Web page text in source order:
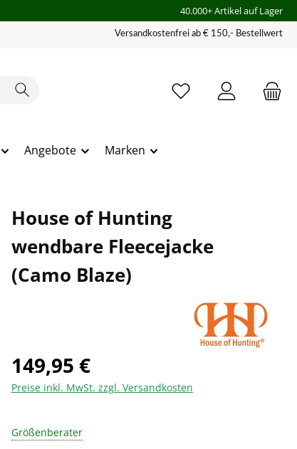
40.000+ Artikel auf Lager
Versandkostenfrei ab € 150,- Bestellwert
Angebote Marken
House of Hunting
wendbare Fleecejacke
(Camo Blaze)
149,95 €
Preise inkl. MwSt. zzgl. Versandkosten
Größenberater